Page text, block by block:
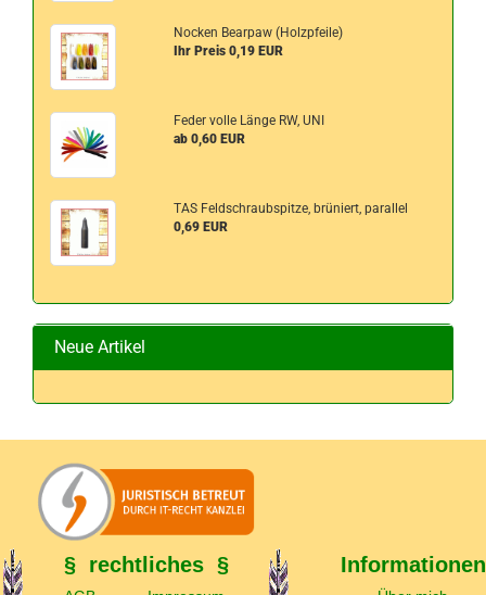
Nocken Bearpaw (Holzpfeile)
Ihr Preis 0,19 EUR
Feder volle Länge RW, UNI
ab 0,60 EUR
TAS Feldschraubspitze, brüniert, parallel
0,69 EUR
Neue Artikel
§ rechtliches § Informationen